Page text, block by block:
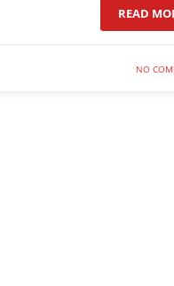
READ
NO